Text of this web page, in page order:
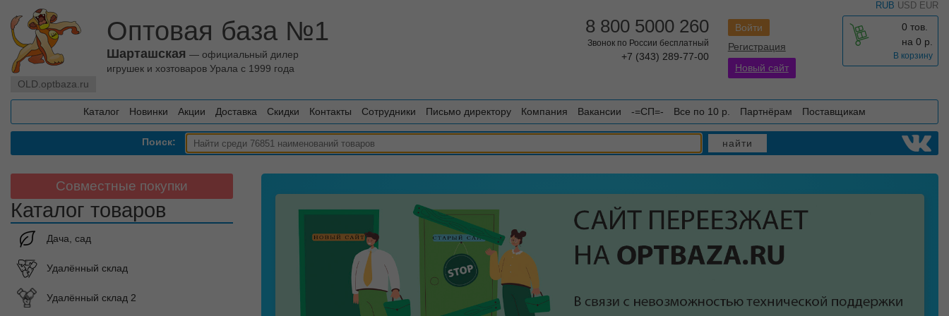
RUB USD EUR
OLD.optbaza.ru
Оптовая база №1
Шарташская — официальный дилер
игрушек и хозтоваров Урала с 1999 года
0 тов.
на 0 р.
В корзину
Войти
Регистрация
Новый сайт
8 800 5000 260
Звонок по России бесплатный
+7 (343) 289-77-00
Каталог Новинки Акции Доставка Скидки Контакты Сотрудники Письмо директору Компания Вакансии -=СП=- Все по 10 р. Партнёрам Поставщикам
Поиск: найти
Совместные покупки
Каталог товаров
Дача, сад
Удалённый склад
Удалённый склад 2